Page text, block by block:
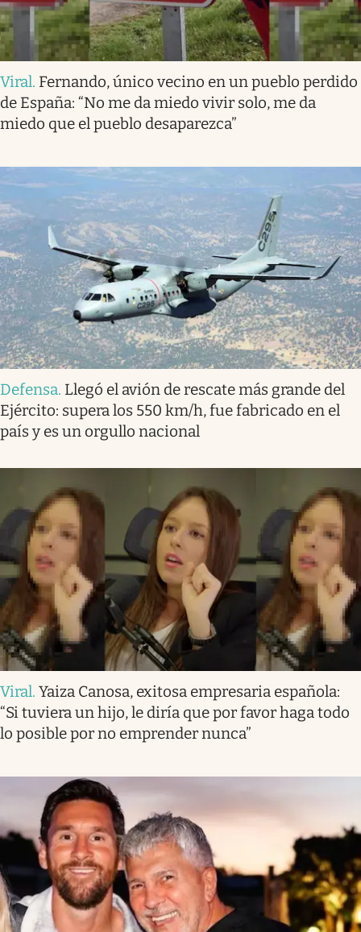
Viral. Fernando, único vecino en un pueblo perdido
de España: “No me da miedo vivir solo, me da
miedo que el pueblo desaparezca”
Defensa. Llegó el avión de rescate más grande del
Ejército: supera los 550 km/h, fue fabricado en el
país y es un orgullo nacional
Viral. Yaiza Canosa, exitosa empresaria española:
“Si tuviera un hijo, le diría que por favor haga todo
lo posible por no emprender nunca”